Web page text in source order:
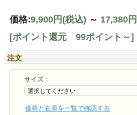
価格:9,900円 (税込) ～ 17,380円
[ポイント還元 99ポイント～]
注文
サイズ：
価格と在庫を一覧で確認する